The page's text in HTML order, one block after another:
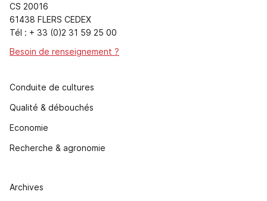
CS 20016
61438 FLERS CEDEX
Tél : + 33 (0)2 31 59 25 00
Besoin de renseignement ?
Conduite de cultures
Qualité & débouchés
Economie
Recherche & agronomie
Archives